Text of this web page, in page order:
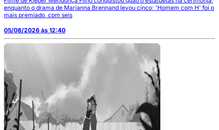
enquanto o drama de Marianna Brennand levou cinco; 'Homem com H' foi o
mais premiado, com seis
05/08/2026 às 12:40